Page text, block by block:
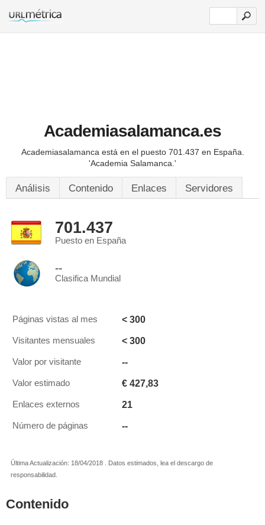
Academiasalamanca.es
Academiasalamanca está en el puesto 701.437 en España.
'Academia Salamanca.'
Análisis Contenido Enlaces Servidores
701.437
Puesto en España
--
Clasifica Mundial
Páginas vistas al mes < 300
Visitantes mensuales < 300
Valor por visitante --
Valor estimado € 427,83
Enlaces externos 21
Número de páginas --
Última Actualización: 18/04/2018 . Datos estimados, lea el descargo de
responsabilidad.
Contenido